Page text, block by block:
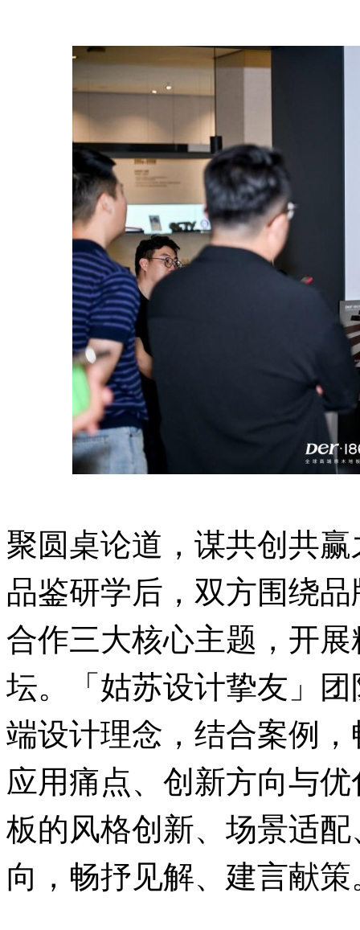
聚圆桌论道， 谋共创共
品鉴研学后，双方围绕
合作三大核心主题，开
坛。「姑苏设计挚友」
端设计理念，结合案例
应用痛点、创新方向与
板的风格创新、场景适
向，畅抒见解、建言献